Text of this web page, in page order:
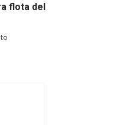
flota del